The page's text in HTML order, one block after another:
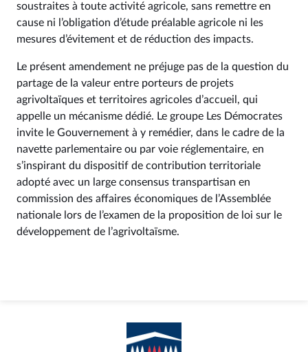
soustraites à toute activité agricole, sans remettre en
cause ni l’obligation d’étude préalable agricole ni les
mesures d’évitement et de réduction des impacts.
Le présent amendement ne préjuge pas de la question du
partage de la valeur entre porteurs de projets
agrivoltaïques et territoires agricoles d’accueil, qui
appelle un mécanisme dédié. Le groupe Les Démocrates
invite le Gouvernement à y remédier, dans le cadre de la
navette parlementaire ou par voie réglementaire, en
s’inspirant du dispositif de contribution territoriale
adopté avec un large consensus transpartisan en
commission des affaires économiques de l’Assemblée
nationale lors de l’examen de la proposition de loi sur le
développement de l’agrivoltaïsme.